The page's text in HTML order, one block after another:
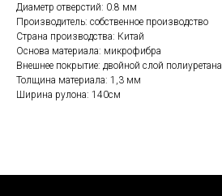
Диаметр отверстий: 0.8 мм
Производитель: собственное производство
Страна производства: Китай
Основа материала: микрофибра
Внешнее покрытие: двойной слой полиуретана
Толщина материала: 1,3 мм
Ширина рулона: 140см